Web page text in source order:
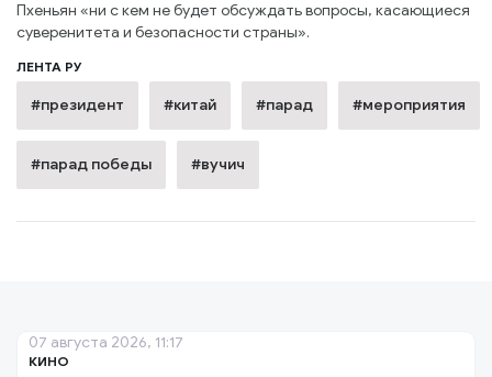
Пхеньян «ни с кем не будет обсуждать вопросы, касающиеся
суверенитета и безопасности страны».
ЛЕНТА РУ
#президент #китай #парад #мероприятия
#парад победы #вучич
КИНО
07 августа 2026, 11:17